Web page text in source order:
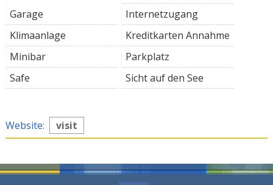
Garage
Internetzugang
Klimaanlage
Kreditkarten Annahme
Minibar
Parkplatz
Safe
Sicht auf den See
Website: visit